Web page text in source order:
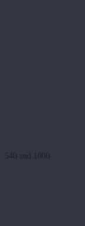
540 and 1000